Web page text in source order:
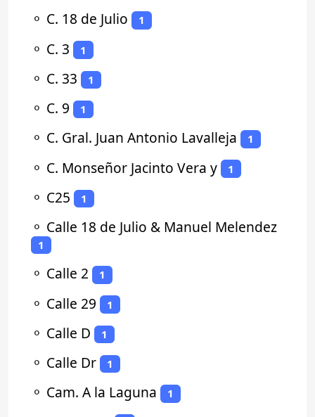
⚬ C. 18 de Julio 1
⚬ C. 3 1
⚬ C. 33 1
⚬ C. 9 1
⚬ C. Gral. Juan Antonio Lavalleja 1
⚬ C. Monseñor Jacinto Vera y 1
⚬ C25 1
⚬ Calle 18 de Julio & Manuel Melendez
1
⚬ Calle 2 1
⚬ Calle 29 1
⚬ Calle D 1
⚬ Calle Dr 1
⚬ Cam. A la Laguna 1